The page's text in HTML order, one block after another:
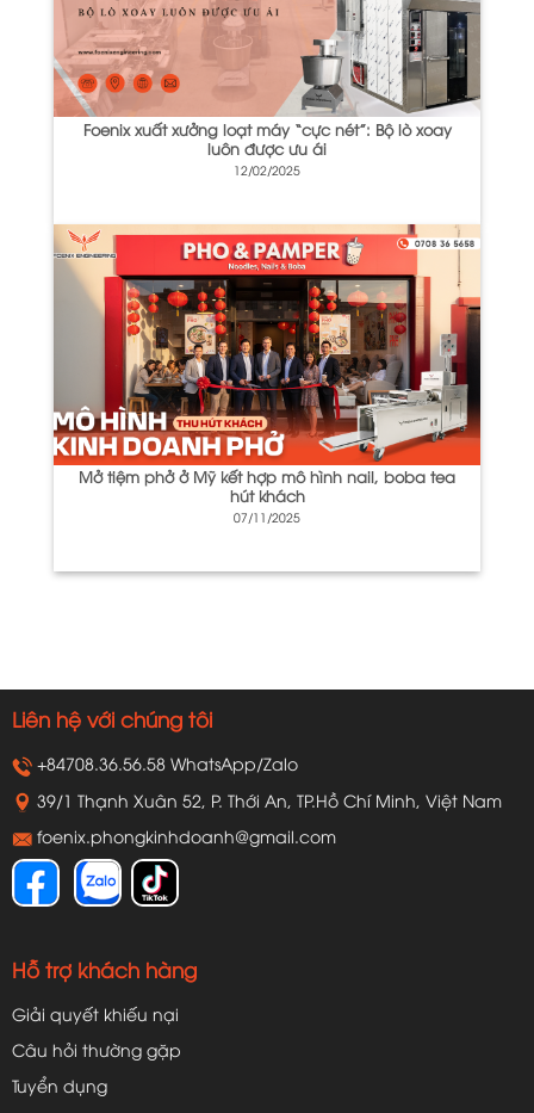
Foenix xuất xưởng loạt máy “cực nét”: Bộ lò xoay
luôn được ưu ái
12/02/2025
Mở tiệm phở ở Mỹ kết hợp mô hình nail, boba tea
hút khách
07/11/2025
Liên hệ với chúng tôi
+84708.36.56.58 WhatsApp/Zalo
39/1 Thạnh Xuân 52, P. Thới An, TP.Hồ Chí Minh, Việt Nam
foenix.phongkinhdoanh@gmail.com
Hỗ trợ khách hàng
Giải quyết khiếu nại
Câu hỏi thường gặp
Tuyển dụng